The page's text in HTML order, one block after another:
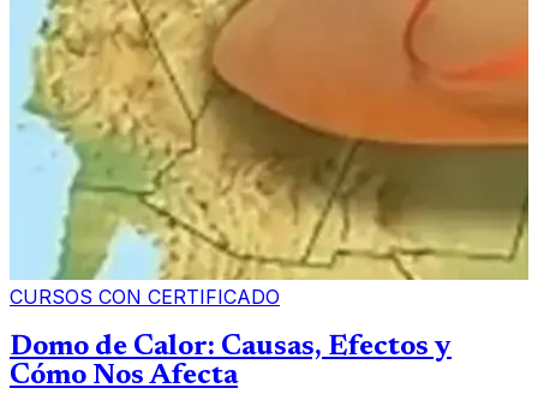
CURSOS CON CERTIFICADO
Domo de Calor: Causas, Efectos y
Cómo Nos Afecta